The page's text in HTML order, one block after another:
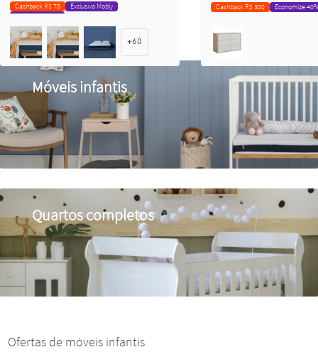
Cashback R$ 75
Exclusivo Mobly
Economize 47%
+60
Cashback R$ 300 Economize
Ofertas de móveis infantis